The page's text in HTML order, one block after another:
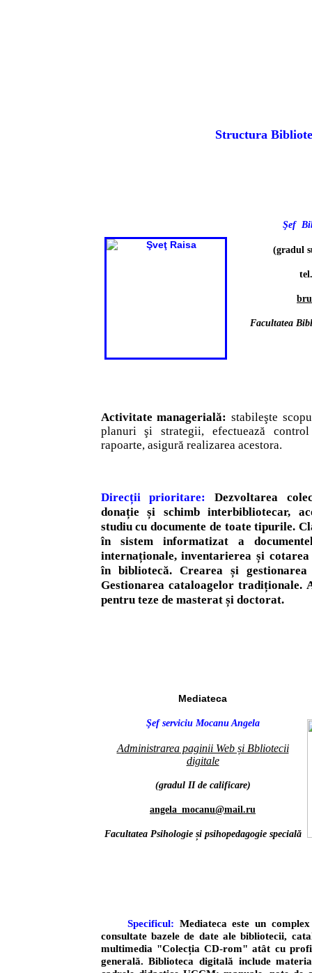
Structura
Şef
(gradul
Facultatea
Activitate managerială: stabileşte
planuri şi strategii, efectuează
rapoarte, asigură realizarea acestora.
Direcții prioritare: Dezvoltarea
donație și schimb interbibliotecar,
studiu cu documente de toate tipurile.
în sistem informatizat a
internaționale, inventarierea și
în bibliotecă. Crearea și
Gestionarea cataloagelor tradiționale.
pentru teze de masterat și doctorat.
Mediateca
Şef serviciu Mocanu Angela
Administrarea paginii Web și Bbliotecii
digitale
(gradul II de calificare)
angela_mocanu@mail.ru
Facultatea Psihologie și psihopedagogie specială
Specificul: Mediateca este un
consultate bazele de date ale bibliotecii,
multimedia "Colecția CD-rom" atât cu
generală. Biblioteca digitală include